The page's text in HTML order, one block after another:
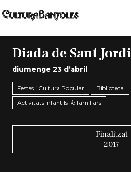
Diada de Sant Jordi
diumenge 23 d’abril
Festes i Cultura Popular
Biblioteca
Activitats infantils i/o familiars
Finalitzat
2017